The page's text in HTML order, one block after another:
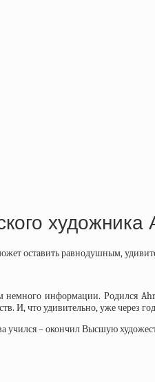
художника
оставить равнодушным,
немного информации. Родился
И, что удивительно, уже через
– окончил Высшую